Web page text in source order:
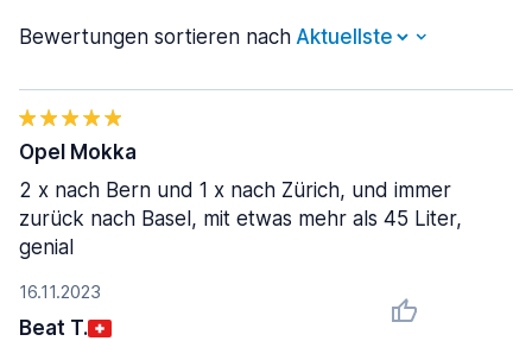
Bewertungen sortieren nach
16.11.2023
Beat T.
Opel Mokka
2 x nach Bern und 1 x nach Zürich, und immer
zurück nach Basel, mit etwas mehr als 45 Liter,
genial